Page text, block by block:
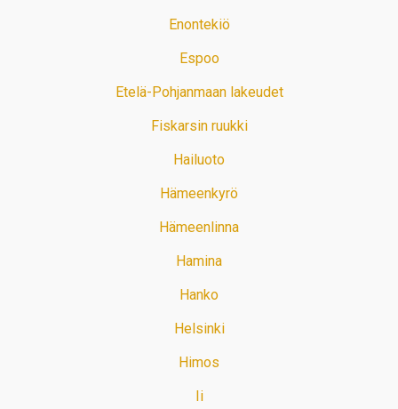
Enontekiö
Espoo
Etelä-Pohjanmaan lakeudet
Fiskarsin ruukki
Hailuoto
Hämeenkyrö
Hämeenlinna
Hamina
Hanko
Helsinki
Himos
Ii